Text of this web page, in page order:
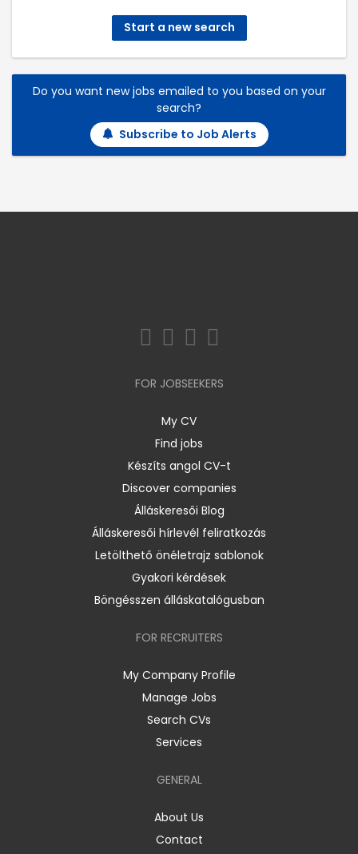
Start a new search
Do you want new jobs emailed to you based on your
search?
Subscribe to Job Alerts
FOR JOBSEEKERS
My CV
Find jobs
Készíts angol CV-t
Discover companies
Álláskeresői Blog
Álláskeresői hírlevél feliratkozás
Letölthető önéletrajz sablonok
Gyakori kérdések
Böngésszen álláskatalógusban
FOR RECRUITERS
My Company Profile
Manage Jobs
Search CVs
Services
GENERAL
About Us
Contact